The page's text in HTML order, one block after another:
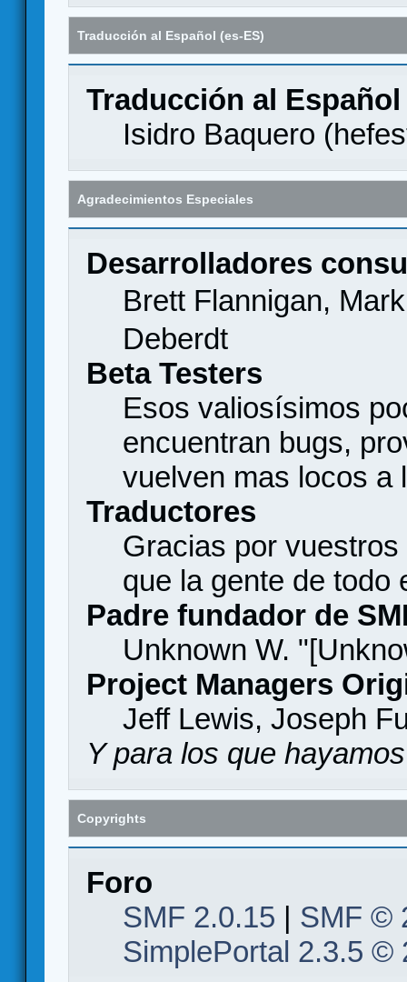
Traducción al Español (es-ES)
Traducción al Español
Isidro Baquero (
Agradecimientos Especiales
Desarrolladores
Brett Flannigan,
Deberdt
Beta Testers
Esos valiosísimos
encuentran bugs,
vuelven mas locos a
Traductores
Gracias por
que la gente de todo
Padre fundador de
Unknown W.
Project Managers
Jeff Lewis, Joseph
Y para los que
Copyrights
Foro
SMF 2.0.15 | SMF ©
SimplePortal 2.3.5 ©